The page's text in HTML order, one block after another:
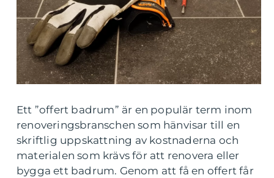
Ett ”offert badrum” är en populär term inom
renoveringsbranschen som hänvisar till en
skriftlig uppskattning av kostnaderna och
materialen som krävs för att renovera eller
bygga ett badrum. Genom att få en offert får